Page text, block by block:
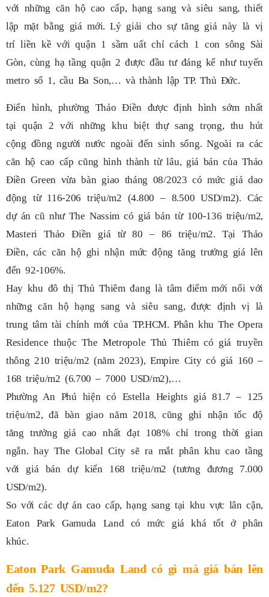
với những căn hộ cao cấp, hạng sang và siêu sang, thiết
lập mặt bằng giá mới. Lý giải cho sự tăng giá này là vị
trí liền kề với quận 1 sầm uất chỉ cách 1 con sông Sài
Gòn, cùng hạ tầng quận 2 được đầu tư đáng kể như tuyến
metro số 1, cầu Ba Son,… và thành lập TP. Thủ Đức.
Điển hình, phường Thảo Điền được định hình sớm nhất
tại quận 2 với những khu biệt thự sang trọng, thu hút
cộng đồng người nước ngoài đến sinh sống. Ngoài ra các
căn hộ cao cấp cũng hình thành từ lâu, giá bán của Thảo
Điền Green vừa bàn giao tháng 08/2023 có mức giá dao
động từ 116-206 triệu/m2 (4.800 – 8.500 USD/m2). Các
dự án cũ như The Nassim có giá bán từ 100-136 triệu/m2,
Masteri Thảo Điền giá từ 80 – 86 triệu/m2. Tại Thảo
Điền, các căn hộ ghi nhận mức động tăng trưởng giá lên
đến 92-106%.
Hay khu đô thị Thủ Thiêm đang là tâm điểm mới nổi với
những căn hộ hạng sang và siêu sang, được định vị là
trung tâm tài chính mới của TP.HCM. Phân khu The Opera
Residence thuộc The Metropole Thủ Thiêm có giá truyền
thông 210 triệu/m2 (năm 2023), Empire City có giá 160 –
168 triệu/m2 (6.700 – 7000 USD/m2),…
Phường An Phú hiện có Estella Heights giá 81.7 – 125
triệu/m2, đã bàn giao năm 2018, cũng ghi nhận tốc độ
tăng trưởng giá cao nhất đạt 108% chỉ trong thời gian
ngắn. hay The Global City sẽ ra mắt phân khu cao tầng
với giá bán dự kiến 168 triệu/m2 (tương đương 7.000
USD/m2).
So với các dự án cao cấp, hạng sang tại khu vực lân cận,
Eaton Park Gamuda Land có mức giá khá tốt ở phân
khúc.
Eaton Park Gamuda Land có gì mà giá bán lên
đến 5.127 USD/m2?